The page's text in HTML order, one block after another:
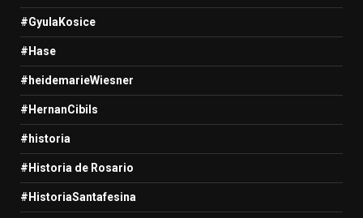
#GyulaKosice
#Hase
#heidemarieWiesner
#HernanCibils
#historia
#Historia de Rosario
#HistoriaSantafesina